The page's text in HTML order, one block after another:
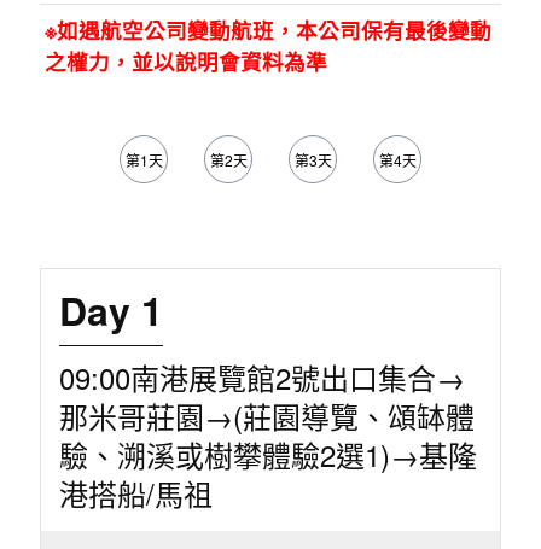
※如遇航空公司變動航班，本公司保有最後變動
之權力，並以說明會資料為準
第1天 第2天 第3天 第4天
Day 1
09:00南港展覽館2號出口集合→
那米哥莊園→(莊園導覽、頌缽體
驗、溯溪或樹攀體驗2選1)→基隆
港搭船/馬祖